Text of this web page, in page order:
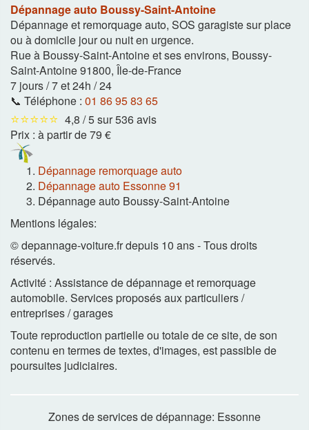
Dépannage auto Boussy-Saint-Antoine
Dépannage et remorquage auto, SOS garagiste sur place
ou à domicile jour ou nuit en urgence.
Rue à Boussy-Saint-Antoine et ses environs, Boussy-
Saint-Antoine91800, Île-de-France
7 jours / 7 et 24h / 24
📞 Téléphone : 01 86 95 83 65
⭐⭐⭐⭐⭐ 4,8 / 5 sur 536 avis
Prix : à partir de 79 €
Dépannage remorquage auto
Dépannage auto Essonne 91
Dépannage auto Boussy-Saint-Antoine
Mentions légales:
© depannage-voiture.fr depuis 10 ans - Tous droits
réservés.
Activité : Assistance de dépannage et remorquage
automobile. Services proposés aux particuliers /
entreprises / garages
Toute reproduction partielle ou totale de ce site, de son
contenu en termes de textes, d'images, est passible de
poursuites judiciaires.
Zones de services de dépannage: Essonne